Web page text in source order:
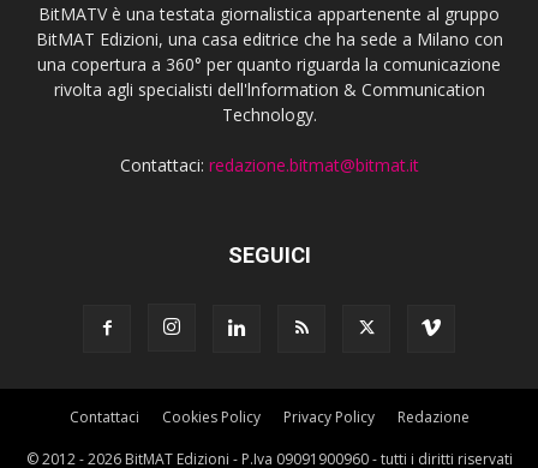
BitMATV è una testata giornalistica appartenente al gruppo
BitMAT Edizioni, una casa editrice che ha sede a Milano con
una copertura a 360° per quanto riguarda la comunicazione
rivolta agli specialisti dell'lnformation & Communication
Technology.
Contattaci: redazione.bitmat@bitmat.it
SEGUICI
Contattaci Cookies Policy Privacy Policy Redazione
© 2012 - 2026 BitMAT Edizioni - P.Iva 09091900960 - tutti i diritti riservati